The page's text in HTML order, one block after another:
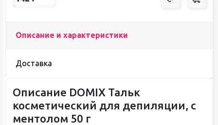
Описание и характеристики
Доставка
Описание DOMIX Тальк
косметический для депиляции, с
ментолом 50 г